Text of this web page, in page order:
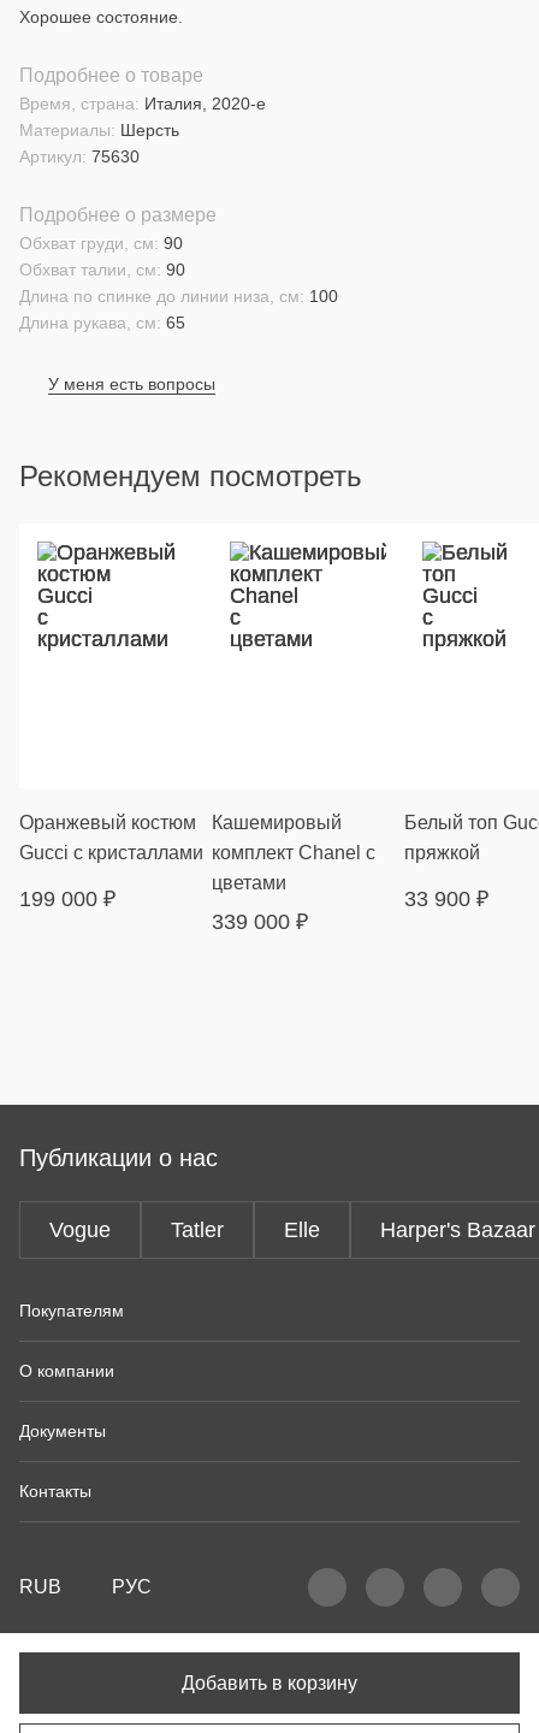
Хорошее состояние.
Добавить в корзину
Подробнее о товаре
Материалы: Шерсть
Время, страна: Италия, 2020-е
Артикул: 75630
Подробнее о размере
Длина рукава, см: 65
Длина по спинке до линии низа, см: 100
Обхват талии, см: 90
Обхват груди, см: 90
У меня есть вопросы
Рекомендуем посмотреть
Оранжевый костюм
Gucci с кристаллами
199 000 ₽
Кашемировый
комплект Chanel с
цветами
339 000 ₽
Белый топ
пряжкой
33 900 ₽
Публикации о нас
Vogue Tatler Elle Harper's Bazaar
Покупателям
О компании
Документы
Контакты
RUB РУС